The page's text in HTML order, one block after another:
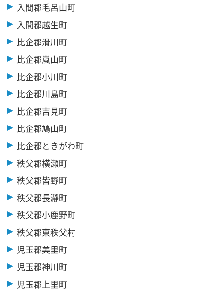
入間郡毛呂山町
入間郡越生町
比企郡滑川町
比企郡嵐山町
比企郡小川町
比企郡川島町
比企郡吉見町
比企郡鳩山町
比企郡ときがわ町
秩父郡横瀬町
秩父郡皆野町
秩父郡長瀞町
秩父郡小鹿野町
秩父郡東秩父村
児玉郡美里町
児玉郡神川町
児玉郡上里町